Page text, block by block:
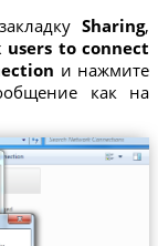
Sharing,
to connect
и нажмите
как на